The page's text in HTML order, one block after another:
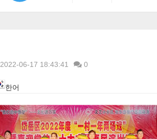
2022-06-17 18:43:41 0
한어